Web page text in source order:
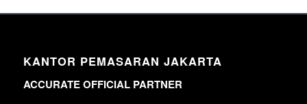
KANTOR PEMASARAN JAKARTA
ACCURATE OFFICIAL PARTNER